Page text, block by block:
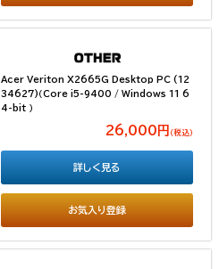
Acer Veriton X2665G Desktop PC (12
34627)（Core i5-9400 / Windows 11 6
4-bit ）
26,000円 （税込）
お気入り登録
詳しく見る